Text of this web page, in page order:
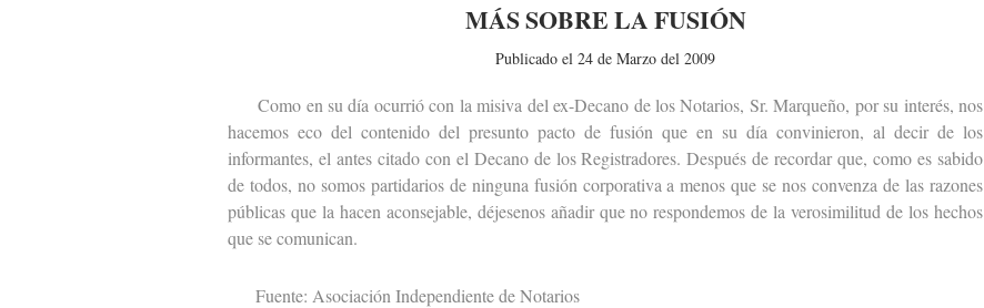
MÁS SOBRE LA FUSIÓN
Publicado el 24 de Marzo del 2009
Como en su día ocurrió con la misiva del ex-Decano de los Notarios, Sr. Marqueño, por su interés, nos
hacemos eco del contenido del presunto pacto de fusión que en su día convinieron, al decir de los
informantes, el antes citado con el Decano de los Registradores. Después de recordar que, como es sabido
de todos, no somos partidarios de ninguna fusión corporativa a menos que se nos convenza de las razones
públicas que la hacen aconsejable, déjesenos añadir que no respondemos de la verosimilitud de los hechos
que se comunican.
Fuente: Asociación Independiente de Notarios